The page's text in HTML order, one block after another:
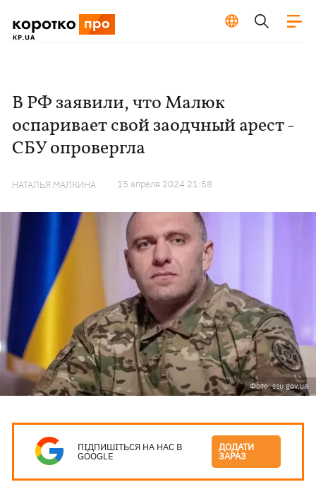
В РФ заявили, что Малюк
оспаривает свой заодчный арест -
СБУ опровергла
НАТАЛЬЯ МАЛКИНА 15 апреля 2024 21:58
Фото: ssu.gov.ua
ПІДПИШІТЬСЯ НА НАС В
GOOGLE
ДОДАТИ
ЗАРАЗ